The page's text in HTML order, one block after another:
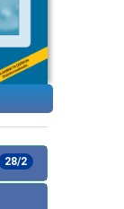
28/2